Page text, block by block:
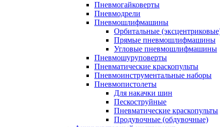
Пневмогайковерты
Пневмодрели
Пневмошлифмашины
Орбитальные
Прямые пневмошлифмашины
Угловые пневмошлифмашины
Пневмошуруповерты
Пневматические краскопульты
Пневмоинструментальные наборы
Пневмопистолеты
Для накачки шин
Пескоструйные
Пневматические краскопульты
Продувочные (обдувочные)